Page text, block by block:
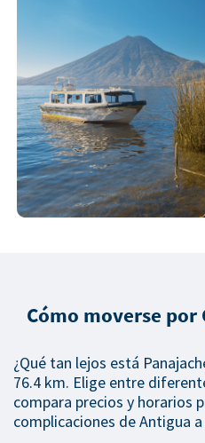
Cómo moverse por
¿Qué tan lejos está
76.4 km. Elige entre
compara precios y horarios
complicaciones de Antigua a